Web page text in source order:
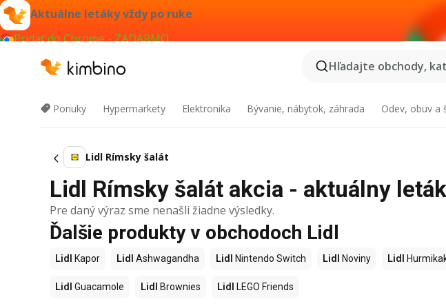
Aktuálne letáky vždy po ruke
Pridať do Chrome - ZADARMO
Hľadajte obchody,
Ponuky Hypermarkety Elektronika Bývanie, nábytok, záhrada Odev, obuv a
Lidl Rímsky šalát
Lidl Rímsky šalát akcia - aktuálny leták
Pre daný výraz sme nenašli žiadne výsledky.
Ďalšie produkty v obchodoch Lidl
Lidl Kapor Lidl Ashwagandha Lidl Nintendo Switch Lidl Noviny Lidl
Lidl Guacamole Lidl Brownies Lidl LEGO Friends